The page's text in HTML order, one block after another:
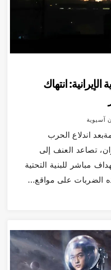
انتهاك
آسيوية
اندلاع الحرب
تصاعد العنف إلى
مباشر للبنية التحتية
الضربات على مواقع…